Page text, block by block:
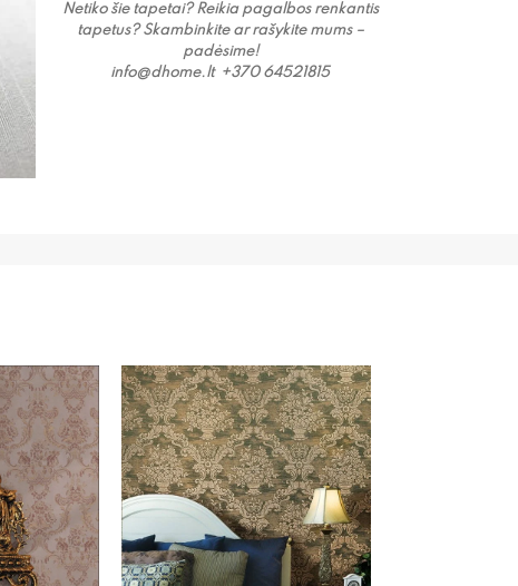
Netiko šie tapetai? Reikia pagalbos renkantis
tapetus? Skambinkite ar rašykite mums –
padėsime!
info@dhome.lt +370 64521815